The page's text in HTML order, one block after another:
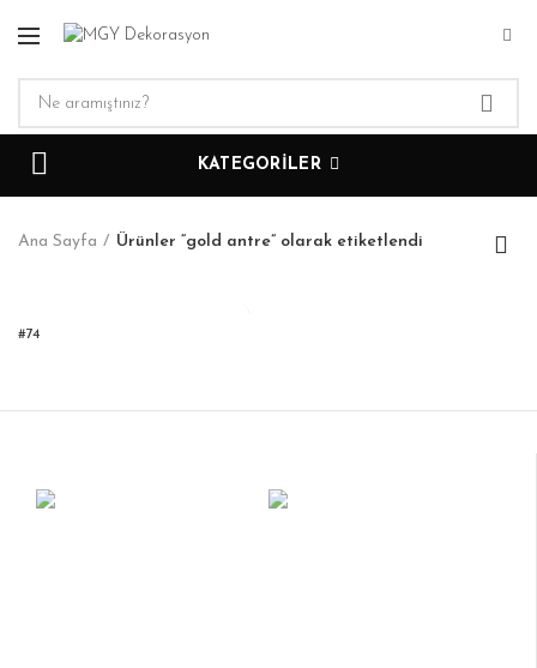
KATEGORILER
Ana Sayfa Ürünler “gold antre” olarak etiketlendi
#74